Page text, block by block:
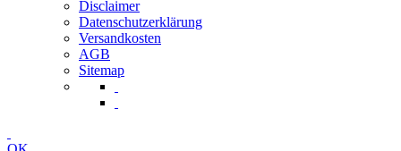
Disclaimer
Datenschutzerklärung
Versandkosten
AGB
Sitemap